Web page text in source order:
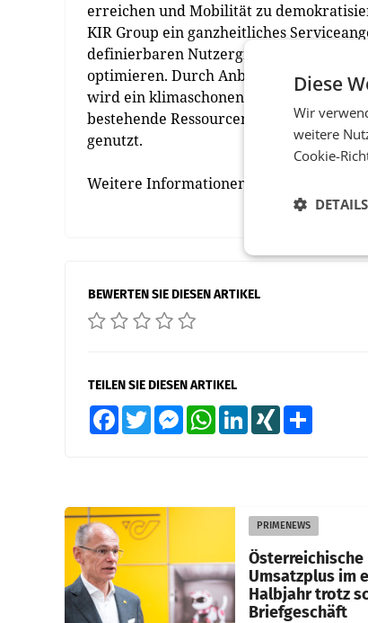
erreichen und Mobilität zu
KIR Group ein ganzheitliches
definierbaren Nutzergruppen, die
optimieren. Durch Anbindungen an
wird ein klimaschonendes, effizientes
bestehende Ressourcen optimal nutzt.
genutzt.
Weitere Informationen auf
BEWERTEN SIE DIESEN ARTIKEL
TEILEN SIE DIESEN ARTIKEL
FacebookTwitter MessengerWhatsAppLinkedInXING
PRIMENEWS
Österreichische
Umsatzplus im
Halbjahr trotz
Briefgeschäft
Diese
Wir
weitere
Cookie-